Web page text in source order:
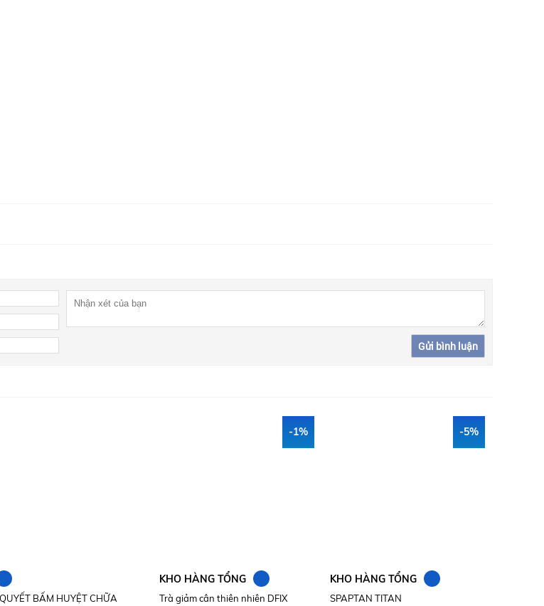
Gửi bình luận
BẤM HUYỆT CHỮA
-1%
KHO HÀNG TỔNG
Trà giảm cân thiên nhiên DFIX
-5%
KHO HÀNG TỔNG
SPAPTAN TITAN